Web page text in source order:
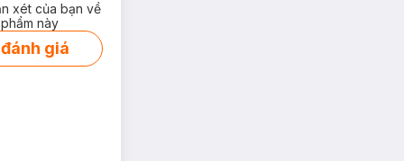
xét của bạn về
này
giá